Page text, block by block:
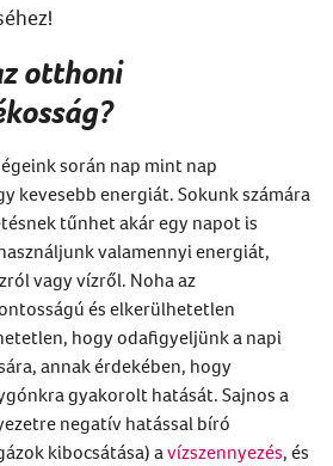
otthoni
során nap mint nap
kevesebb energiát. Sokunk számára
tűnhet akár egy napot is
valamennyi energiát,
vagy vízről. Noha az
és elkerülhetetlen
hogy odafigyeljünk a napi
annak érdekében, hogy
gyakorolt hatását. Sajnos a
negatív hatással bíró
kibocsátása) a vízszennyezés, és